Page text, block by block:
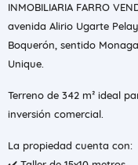
INMOBILIARIA FARRO
avenida Alirio Ugarte
Boquerón, sentido
Unique.
Terreno de 342 m² ideal
inversión comercial.
La propiedad cuenta con: